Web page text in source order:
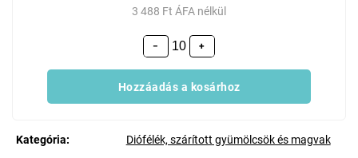
3 488 Ft ÁFA nélkül
+
−
Hozzáadás a kosárhoz
Kategória:
Diófélék, szárított gyümölcsök és magvak